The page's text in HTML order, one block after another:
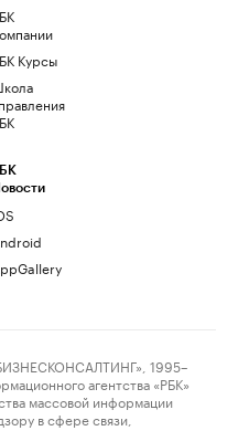
Курсы
1995–
агентства «РБК»
массовой информации
в сфере связи,